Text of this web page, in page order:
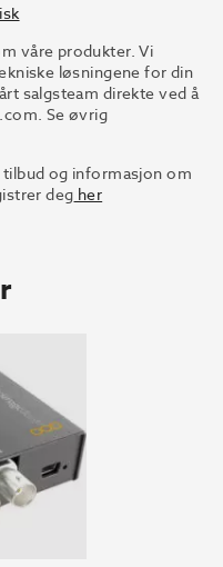
våre produkter. Vi
løsningene for din
salgsteam direkte ved å
Se øvrig
og informasjon om
deg her